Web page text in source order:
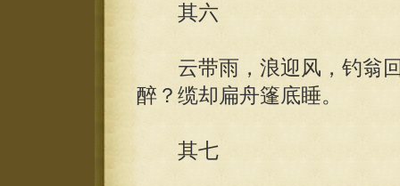
其六
云带雨，浪迎风，钓翁回
醉？缆却扁舟篷底睡。
其七